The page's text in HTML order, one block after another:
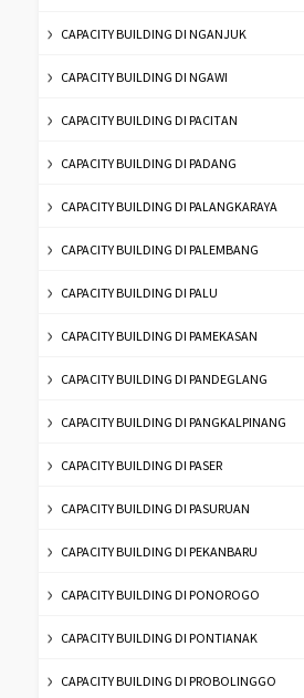
CAPACITY BUILDING DI NGANJUK
CAPACITY BUILDING DI NGAWI
CAPACITY BUILDING DI PACITAN
CAPACITY BUILDING DI PADANG
CAPACITY BUILDING DI PALANGKARAYA
CAPACITY BUILDING DI PALEMBANG
CAPACITY BUILDING DI PALU
CAPACITY BUILDING DI PAMEKASAN
CAPACITY BUILDING DI PANDEGLANG
CAPACITY BUILDING DI PANGKALPINANG
CAPACITY BUILDING DI PASER
CAPACITY BUILDING DI PASURUAN
CAPACITY BUILDING DI PEKANBARU
CAPACITY BUILDING DI PONOROGO
CAPACITY BUILDING DI PONTIANAK
CAPACITY BUILDING DI PROBOLINGGO